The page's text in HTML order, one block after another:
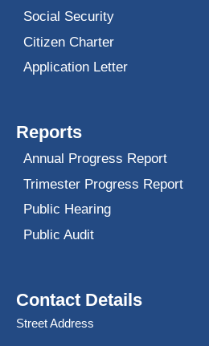
Social Security
Citizen Charter
Application Letter
Reports
Annual Progress Report
Trimester Progress Report
Public Hearing
Public Audit
Contact Details
Street Address